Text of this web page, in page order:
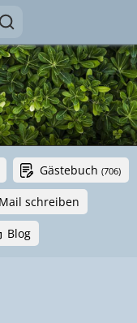
Gästebuch (706)
Mail schreiben
Blog